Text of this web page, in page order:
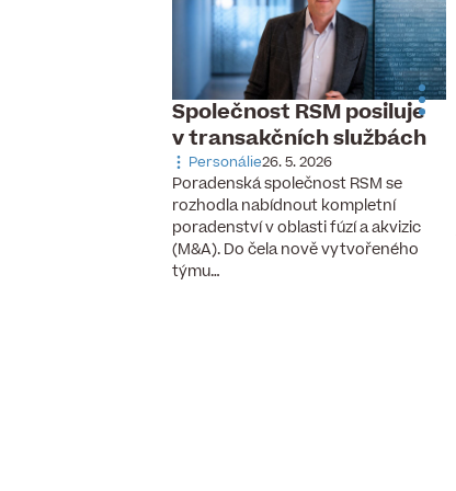
Společnost RSM posiluje
v transakčních službách
Personálie26. 5. 2026
Poradenská společnost RSM se
rozhodla nabídnout kompletní
poradenství v oblasti fúzí a akvizic
(M&A). Do čela nově vytvořeného
týmu…